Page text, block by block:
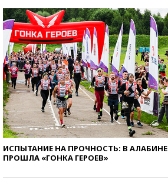
ИСПЫТАНИЕ НА ПРОЧНОСТЬ: В АЛАБИНЕ
ПРОШЛА «ГОНКА ГЕРОЕВ»